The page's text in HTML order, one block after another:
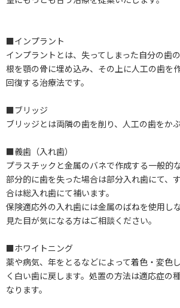
■インプラント
インプラントとは、失ってしまった自分の歯
根を顎の骨に埋め込み、その上に人工の歯を
回復する治療法です。
■ブリッジ
ブリッジとは両隣の歯を削り、人工の歯をか
■義歯（入れ歯）
プラスチックと金属のバネで作成する一般的
部分的に歯を失った場合は部分入れ歯にて、
合は総入れ歯にて補います。
保険適応外の入れ歯には金属のばねを使用し
見た目が気になる方はご相談ください。
■ホワイトニング
薬や病気、年をとるなどによって着色・変色
く白い歯に戻します。処置の方法は適応症の
なります。